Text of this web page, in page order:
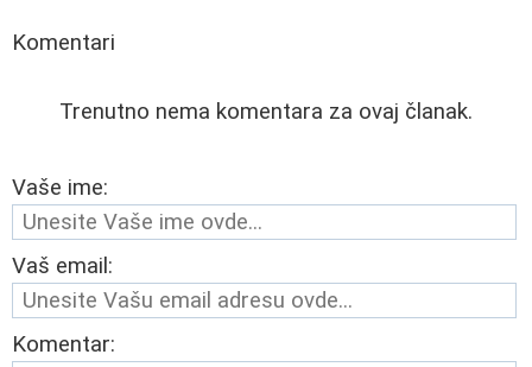
Komentari
Trenutno nema komentara za ovaj članak.
Vaše ime:
Vaš email:
Komentar: